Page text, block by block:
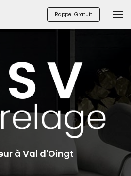
Rappel Gratuit
à Val d'Oingt